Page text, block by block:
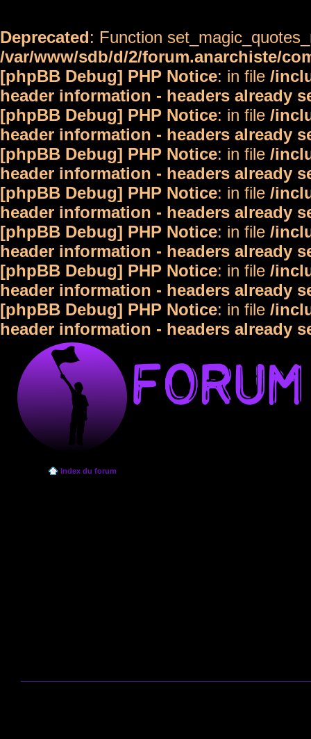
Deprecated: Function
/var/www/sdb/d/2/forum.anarchiste/
[phpBB Debug] PHP Notice: in file /
header information - headers already
[phpBB Debug] PHP Notice: in file /
header information - headers already
[phpBB Debug] PHP Notice: in file /
header information - headers already
[phpBB Debug] PHP Notice: in file /
header information - headers already
[phpBB Debug] PHP Notice: in file /
header information - headers already
[phpBB Debug] PHP Notice: in file /
header information - headers already
[phpBB Debug] PHP Notice: in file /
header information - headers already
Index du forum